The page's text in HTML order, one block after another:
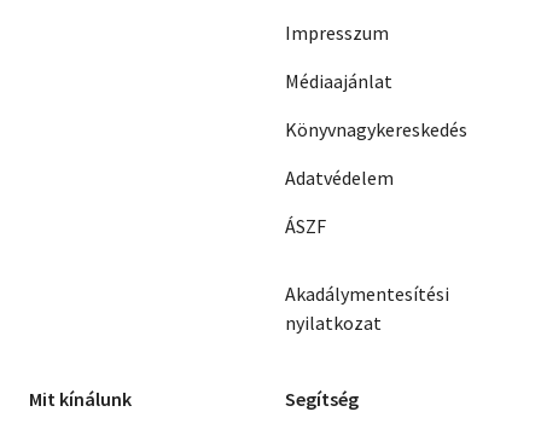
Impresszum
Médiaajánlat
Könyvnagykereskedés
Adatvédelem
ÁSZF
Akadálymentesítési
nyilatkozat
Mit kínálunk Segítség